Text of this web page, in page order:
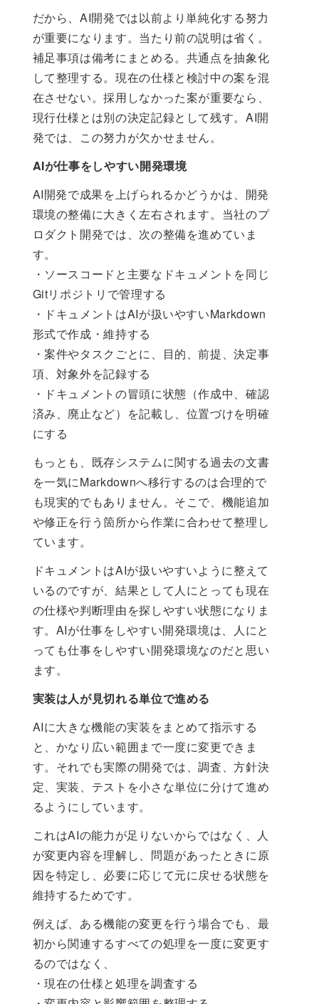
だから、AI開発では以前より単純化する努力
が重要になります。当たり前の説明は省く。
補足事項は備考にまとめる。共通点を抽象化
して整理する。現在の仕様と検討中の案を混
在させない。採用しなかった案が重要なら、
現行仕様とは別の決定記録として残す。AI開
発では、この努力が欠かせません。
AIが仕事をしやすい開発環境
AI開発で成果を上げられるかどうかは、開発
環境の整備に大きく左右されます。当社のプ
ロダクト開発では、次の整備を進めていま
す。
・ソースコードと主要なドキュメントを同じ
Gitリポジトリで管理する
・ドキュメントはAIが扱いやすいMarkdown
形式で作成・維持する
・案件やタスクごとに、目的、前提、決定事
項、対象外を記録する
・ドキュメントの冒頭に状態（作成中、確認
済み、廃止など）を記載し、位置づけを明確
にする
もっとも、既存システムに関する過去の文書
を一気にMarkdownへ移行するのは合理的で
も現実的でもありません。そこで、機能追加
や修正を行う箇所から作業に合わせて整理し
ています。
ドキュメントはAIが扱いやすいように整えて
いるのですが、結果として人にとっても現在
の仕様や判断理由を探しやすい状態になりま
す。AIが仕事をしやすい開発環境は、人にと
っても仕事をしやすい開発環境なのだと思い
ます。
実装は人が見切れる単位で進める
AIに大きな機能の実装をまとめて指示する
と、かなり広い範囲まで一度に変更できま
す。それでも実際の開発では、調査、方針決
定、実装、テストを小さな単位に分けて進め
るようにしています。
これはAIの能力が足りないからではなく、人
が変更内容を理解し、問題があったときに原
因を特定し、必要に応じて元に戻せる状態を
維持するためです。
例えば、ある機能の変更を行う場合でも、最
初から関連するすべての処理を一度に変更す
るのではなく、
・現在の仕様と処理を調査する